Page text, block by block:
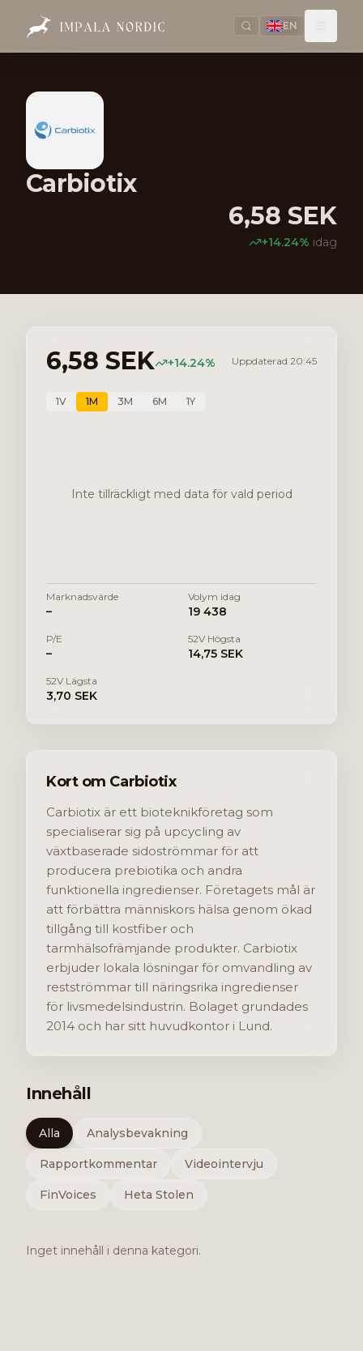
EN
Carbiotix
6,58 SEK
+14.24% idag
6,58 SEK +14.24% Uppdaterad 20:45
1V 1M 3M 6M 1Y
Inte tillräckligt med data för vald period
Marknadsvärde
–
Volym idag
19 438
P/E
–
52V Högsta
14,75 SEK
52V Lägsta
3,70 SEK
Kort om Carbiotix
Carbiotix är ett bioteknikföretag som
specialiserar sig på upcycling av
växtbaserade sidoströmmar för att
producera prebiotika och andra
funktionella ingredienser. Företagets mål är
att förbättra människors hälsa genom ökad
tillgång till kostfiber och
tarmhälsofrämjande produkter. Carbiotix
erbjuder lokala lösningar för omvandling av
restströmmar till näringsrika ingredienser
för livsmedelsindustrin. Bolaget grundades
2014 och har sitt huvudkontor i Lund.
Innehåll
Alla Analysbevakning
Rapportkommentar Videointervju
FinVoices Heta Stolen
Inget innehåll i denna kategori.